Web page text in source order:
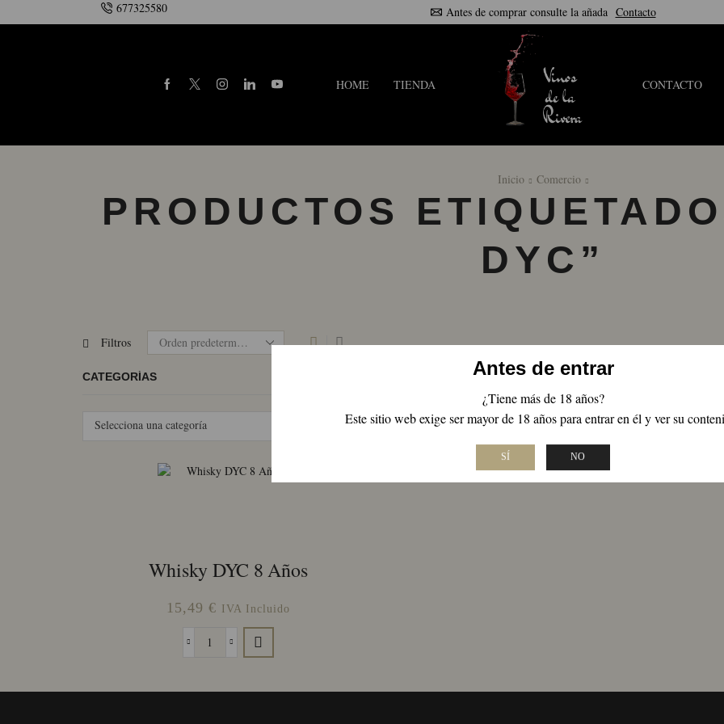
Antes de entrar
¿Tiene más de 18 años?
Este sitio web exige ser mayor de 18 años para entrar en él y ver su
SÍ NO
677325580 Antes de comprar consulte la añada Contacto
HOME TIENDA CONTACTO
Inicio Comercio
PRODUCTOS
DYC”
Filtros
CATEGORÍAS
Selecciona una categoría
Precio
Precio
FILTRAR
FORMATO
Cualquier Formato
Whisky DYC 8 Años
15,49 € IVA Incluido
Whisky